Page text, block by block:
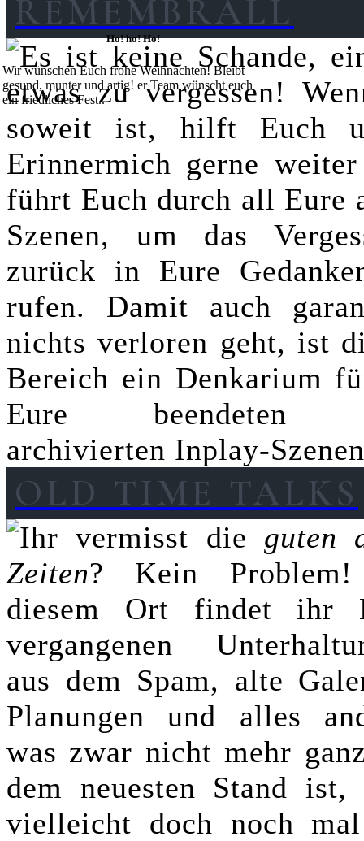
Ho! ho! Ho!
Wir wünschen Euch frohe Weihnachten! Bleibt
gesund, munter und artig! er Team wünscht euch
ein friedliches Fest..
REMEMBRALL
Es ist keine Schande,
etwas zu vergessen!
soweit ist, hilft Euch
Erinnermich gerne
führt Euch durch all Eure
Szenen, um das
zurück in Eure
rufen. Damit auch
nichts verloren geht, ist
Bereich ein Denkarium
Eure beendeten
archivierten Inplay-
OLD TIME TALKS
Ihr vermisst die guten
Zeiten? Kein
diesem Ort findet ihr
vergangenen
aus dem Spam, alte
Planungen und alles
was zwar nicht mehr
dem neuesten Stand ist,
vielleicht doch noch